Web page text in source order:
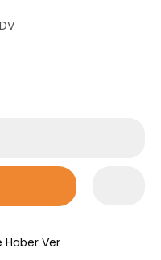
Haber Ver